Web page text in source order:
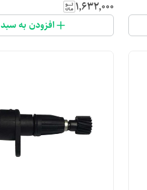
۱٬۶۳۲٬۰۰۰
افزودن به سبد